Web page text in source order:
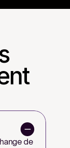
de